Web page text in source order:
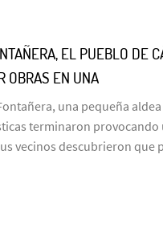
EL PUEBLO DE
OBRAS EN UNA
una pequeña
terminaron
vecinos descubrieron que